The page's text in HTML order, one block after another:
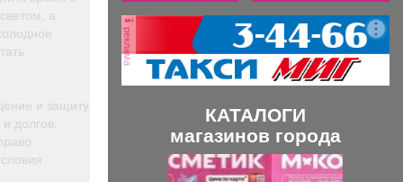
а
и защиту
долгов,
реклама
КАТАЛОГИ
магазинов города